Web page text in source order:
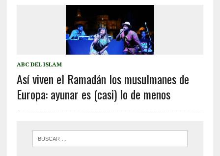
ABC DEL ISLAM
Así viven el Ramadán los musulmanes de
Europa: ayunar es (casi) lo de menos